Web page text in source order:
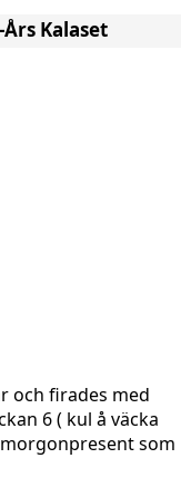
Års Kalaset
och firades med
6 ( kul å väcka
som